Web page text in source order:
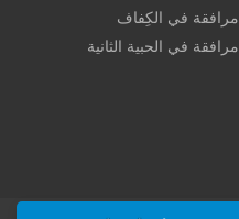
مرافقة في الكِفاف
مرافقة في الحبية الثانية